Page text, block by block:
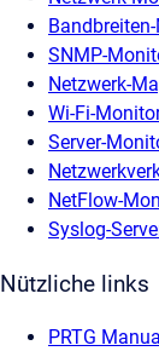
SNMP-
Netzwerk-
Wi-Fi-
Server-
NetFlow-
Syslog-
Nützliche links
PRTG Manual